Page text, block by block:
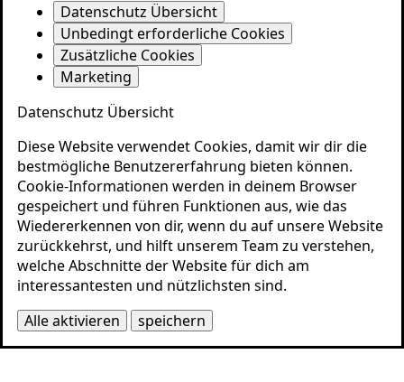
Datenschutz Übersicht
Unbedingt erforderliche Cookies
Zusätzliche Cookies
Marketing
Datenschutz Übersicht
Diese Website verwendet Cookies, damit wir dir die
bestmögliche Benutzererfahrung bieten können.
Cookie-Informationen werden in deinem Browser
gespeichert und führen Funktionen aus, wie das
Wiedererkennen von dir, wenn du auf unsere Website
zurückkehrst, und hilft unserem Team zu verstehen,
welche Abschnitte der Website für dich am
interessantesten und nützlichsten sind.
Alle aktivieren
speichern